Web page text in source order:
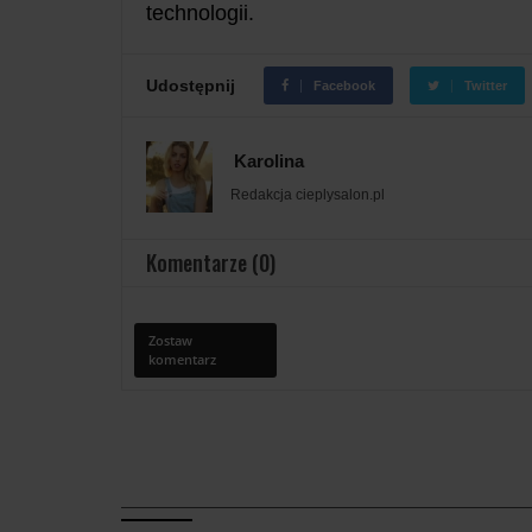
technologii.
Udostępnij Facebook Twitter
Karolina
Redakcja cieplysalon.pl
Komentarze (0)
Zostaw
komentarz